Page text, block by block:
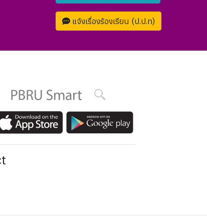
แจ้งเรื่องร้องเรียน (ป.ป.ท)